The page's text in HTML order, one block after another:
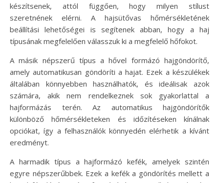
készítsenek, attól függően, hogy milyen stílust
szeretnének elérni. A hajsütővas hőmérsékletének
beállítási lehetőségei is segítenek abban, hogy a haj
típusának megfelelően válasszuk ki a megfelelő hőfokot.
A másik népszerű típus a hővel formázó hajgöndörítő,
amely automatikusan göndöríti a hajat. Ezek a készülékek
általában könnyebben használhatók, és ideálisak azok
számára, akik nem rendelkeznek sok gyakorlattal a
hajformázás terén. Az automatikus hajgöndörítők
különböző hőmérsékleteken és időzítéseken kínálnak
opciókat, így a felhasználók könnyedén elérhetik a kívánt
eredményt.
A harmadik típus a hajformázó kefék, amelyek szintén
egyre népszerűbbek. Ezek a kefék a göndörítés mellett a